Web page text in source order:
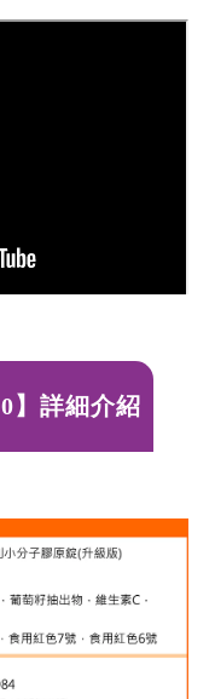
】詳細介紹